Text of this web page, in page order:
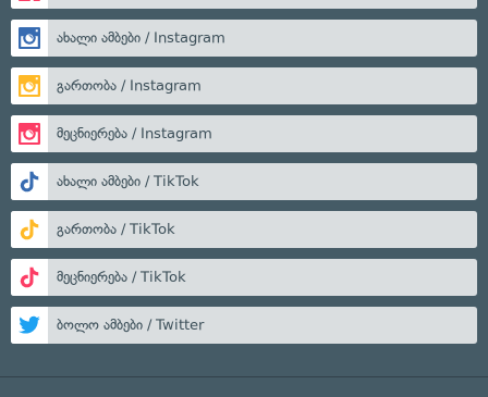
ახალი ამბები / Instagram
გართობა / Instagram
მეცნიერება / Instagram
ახალი ამბები / TikTok
გართობა / TikTok
მეცნიერება / TikTok
ბოლო ამბები / Twitter